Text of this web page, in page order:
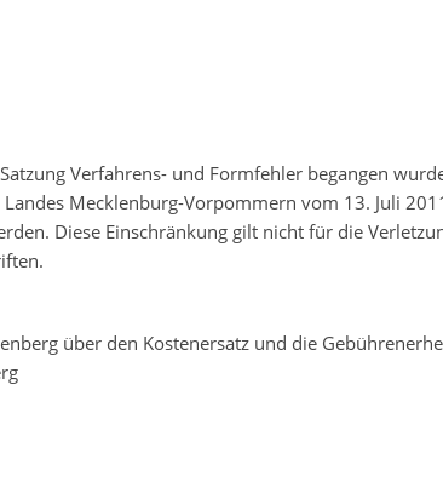
Verfahrens- und Formfehler begangen
Mecklenburg-Vorpommern vom 13. Juli
Diese Einschränkung gilt nicht für die
über den Kostenersatz und die